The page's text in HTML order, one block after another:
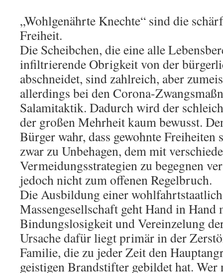
„Wohlgenährte Knechte“ sind die
Freiheit.
Die Scheibchen, die eine alle
infiltrierende Obrigkeit von der
abschneidet, sind zahlreich, aber
allerdings bei den Corona-
Salamitaktik. Dadurch wird der
der großen Mehrheit kaum bewusst.
Bürger wahr, dass gewohnte
zwar zu Unbehagen, dem mit
Vermeidungsstrategien zu begegnen
jedoch nicht zum offenen Regelbruch.
Die Ausbildung einer
Massengesellschaft geht Hand in Hand
Bindungslosigkeit und Vereinzelung
Ursache dafür liegt primär in der
Familie, die zu jeder Zeit den
geistigen Brandstifter gebildet hat.